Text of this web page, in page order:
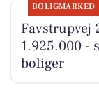
BOLIGMARKED
Favstrupvej
1.925.000 -
boliger